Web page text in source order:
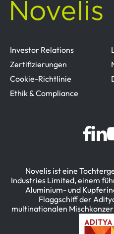
Investor Relations
Zertifizierungen
Cookie-Richtlinie
Ethik & Compliance
Novelis ist eine
Industries Limited, einem
Aluminium- und
Flaggschiff der
multinationalen